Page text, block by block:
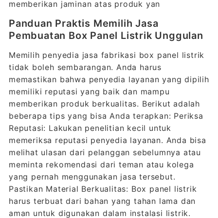
memberikan jaminan atas produk yan
Panduan Praktis Memilih Jasa
Pembuatan Box Panel Listrik Unggulan
Memilih penyedia jasa fabrikasi box panel listrik
tidak boleh sembarangan. Anda harus
memastikan bahwa penyedia layanan yang dipilih
memiliki reputasi yang baik dan mampu
memberikan produk berkualitas. Berikut adalah
beberapa tips yang bisa Anda terapkan: Periksa
Reputasi: Lakukan penelitian kecil untuk
memeriksa reputasi penyedia layanan. Anda bisa
melihat ulasan dari pelanggan sebelumnya atau
meminta rekomendasi dari teman atau kolega
yang pernah menggunakan jasa tersebut.
Pastikan Material Berkualitas: Box panel listrik
harus terbuat dari bahan yang tahan lama dan
aman untuk digunakan dalam instalasi listrik.